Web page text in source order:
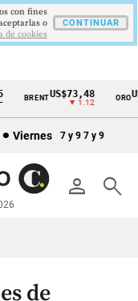
BRENTUS$73,48
▼ 1.12
ORO
Viernes 7 y 9 7 y 9
person search
de
con fines
o
de cookies
CONTINUAR